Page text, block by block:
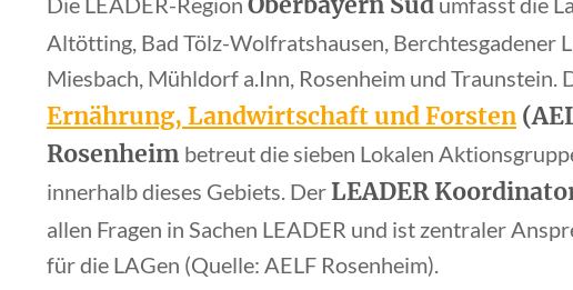
Altötting, Bad Tölz-Wolfratshausen, Berchtesgadener
Miesbach, Mühldorf a.Inn, Rosenheim und Traunstein.
Ernährung, Landwirtschaft und Forsten
Rosenheim betreut die sieben Lokalen
innerhalb dieses Gebiets. DerLEADER
allen Fragen in Sachen LEADER und ist zentraler
für die LAGen (Quelle: AELF Rosenheim).